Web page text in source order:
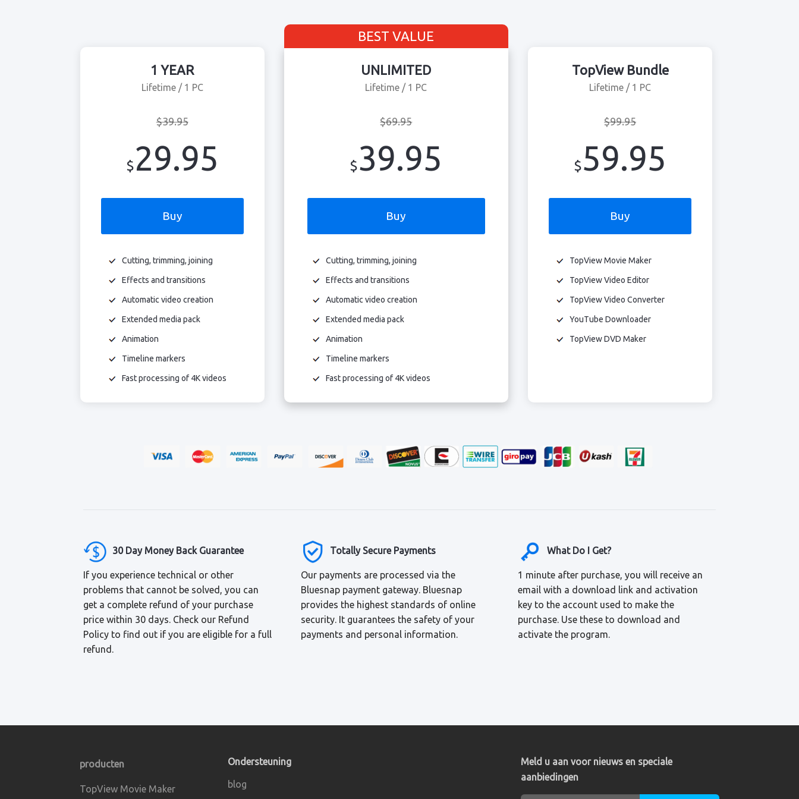
1 YEAR
Lifetime / 1 PC
$39.95
$29.95
Buy
Cutting, trimming, joining
Effects and transitions
Automatic video creation
Extended media pack
Animation
Timeline markers
Fast processing of 4K videos
UNLIMITED
Lifetime / 1 PC
$69.95
$39.95
Buy
Cutting, trimming, joining
Effects and transitions
Automatic video creation
Extended media pack
Animation
Timeline markers
Fast processing of 4K videos
BEST VALUE
TopView Bundle
Lifetime / 1 PC
$99.95
$59.95
Buy
TopView Movie Maker
TopView Video Editor
TopView Video Converter
YouTube Downloader
TopView DVD Maker
30 Day Money Back Guarantee
If you experience technical or other
problems that cannot be solved, you can
get a complete refund of your purchase
price within 30 days. Check our Refund
Policy to find out if you are eligible for a full
refund.
Totally Secure Payments
Our payments are processed via the
Bluesnap payment gateway. Bluesnap
provides the highest standards of online
security. It guarantees the safety of your
payments and personal information.
What Do I Get?
1 minute after purchase, you will receive an
email with a download link and activation
key to the account used to make the
purchase. Use these to download and
activate the program.
producten
TopView Movie Maker
Ondersteuning
blog
Meld u aan voor nieuws en speciale
aanbiedingen